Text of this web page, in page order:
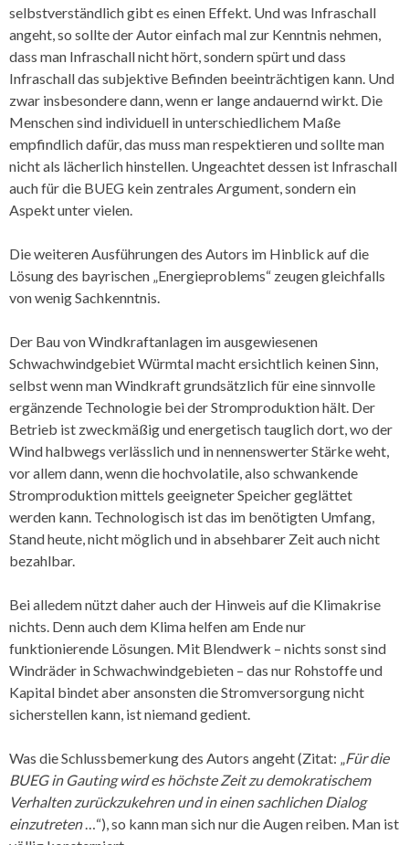
selbstverständlich gibt es einen Effekt. Und was Infraschall
angeht, so sollte der Autor einfach mal zur Kenntnis nehmen,
dass man Infraschall nicht hört, sondern spürt und dass
Infraschall das subjektive Befinden beeinträchtigen kann. Und
zwar insbesondere dann, wenn er lange andauernd wirkt. Die
Menschen sind individuell in unterschiedlichem Maße
empfindlich dafür, das muss man respektieren und sollte man
nicht als lächerlich hinstellen. Ungeachtet dessen ist Infraschall
auch für die BUEG kein zentrales Argument, sondern ein
Aspekt unter vielen.
Die weiteren Ausführungen des Autors im Hinblick auf die
Lösung des bayrischen „Energieproblems“ zeugen gleichfalls
von wenig Sachkenntnis.
Der Bau von Windkraftanlagen im ausgewiesenen
Schwachwindgebiet Würmtal macht ersichtlich keinen Sinn,
selbst wenn man Windkraft grundsätzlich für eine sinnvolle
ergänzende Technologie bei der Stromproduktion hält. Der
Betrieb ist zweckmäßig und energetisch tauglich dort, wo der
Wind halbwegs verlässlich und in nennenswerter Stärke weht,
vor allem dann, wenn die hochvolatile, also schwankende
Stromproduktion mittels geeigneter Speicher geglättet
werden kann. Technologisch ist das im benötigten Umfang,
Stand heute, nicht möglich und in absehbarer Zeit auch nicht
bezahlbar.
Bei alledem nützt daher auch der Hinweis auf die Klimakrise
nichts. Denn auch dem Klima helfen am Ende nur
funktionierende Lösungen. Mit Blendwerk – nichts sonst sind
Windräder in Schwachwindgebieten – das nur Rohstoffe und
Kapital bindet aber ansonsten die Stromversorgung nicht
sicherstellen kann, ist niemand gedient.
Was die Schlussbemerkung des Autors angeht (Zitat: „Für die
BUEG in Gauting wird es höchste Zeit zu demokratischem
Verhalten zurückzukehren und in einen sachlichen Dialog
einzutreten…“), so kann man sich nur die Augen reiben. Man ist